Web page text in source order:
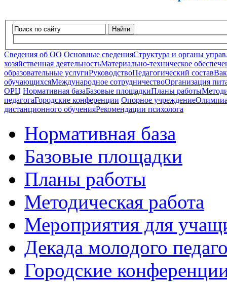
Найти
Сведения об ОО Основные сведенияСтруктура и органы
хозяйственная деятельностьМатериально-техническое
образовательные услугиРуководствоПедагогический состав
обучающихсяМеждународное сотрудничествоОрганизация
ОРЦ Нормативная базаБазовые площадкиПланы работы
педагогаГородские конференции Опорное учреждение
дистанционного обученияРекомендации психолога
Нормативная база
Базовые площадки
Планы работы
Методическая работа
Мероприятия для
Декада молодого
Городские